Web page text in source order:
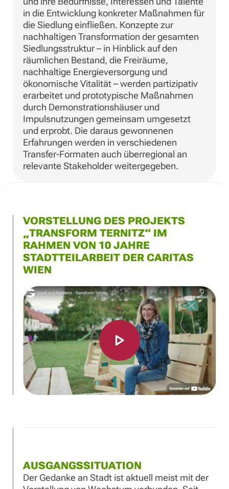
in die Entwicklung konkreter Maßnahmen für
die Siedlung einfließen. Konzepte zur
nachhaltigen Transformation der gesamten
Siedlungsstruktur – in Hinblick auf den
räumlichen Bestand, die Freiräume,
nachhaltige Energieversorgung und
ökonomische Vitalität – werden partizipativ
erarbeitet und prototypische Maßnahmen
durch Demonstrationshäuser und
Impulsnutzungen gemeinsam umgesetzt
und erprobt. Die daraus gewonnenen
Erfahrungen werden in verschiedenen
Transfer-Formaten auch überregional an
relevante Stakeholder weitergegeben.
VORSTELLUNG DES PROJEKTS
„TRANSFORM TERNITZ“ IM
RAHMEN VON 10 JAHRE
STADTTEILARBEIT DER CARITAS
WIEN
AUSGANGSSITUATION
Der Gedanke an Stadt ist aktuell meist mit der